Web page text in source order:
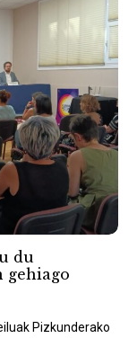
du
gehiago
Pizkunderako